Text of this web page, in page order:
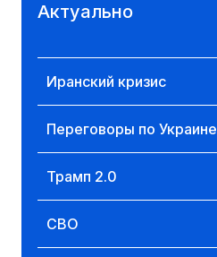
Актуально
Иранский кризис
Переговоры по Украине
Трамп 2.0
СВО